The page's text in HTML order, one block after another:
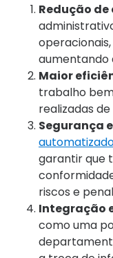
Redução
aumentando
Maior
trabalho
realizadas
Segurança
garantir que
riscos e
Integração
como uma